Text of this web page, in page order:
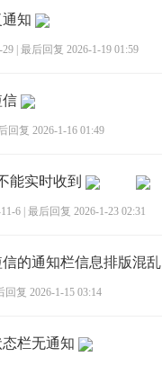
知
29 最后回复 2026-1-19 01:59
信
回复 2026-1-16 01:49
能实时收到
6 最后回复 2026-1-23 02:31
的通知栏信息排版混乱
回复 2026-1-15 03:14
栏无通知